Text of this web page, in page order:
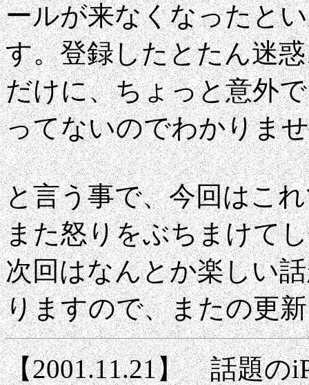
ールが来なくなったと
す。登録したとたん迷
だけに、ちょっと意外
ってないのでわかりま
と言う事で、今回はこ
また怒りをぶちまけて
次回はなんとか楽しい
りますので、またの更
【2001.11.21】 話題の